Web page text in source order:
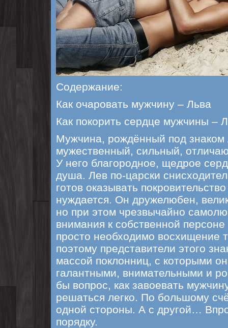
Содержание:
Как очаровать мужчину – Льва
Как покорить сердце мужчины –
Мужчина, рождённый под знаком
мужественный, сильный,
У него благородное, щедрое
душа. Лев по-царски
готов оказывать
нуждается. Он дружелюбен,
но при этом чрезвычайно
внимания к собственной
просто необходимо восхищение
поэтому представители этого
массой поклонниц, с которыми
галантными, внимательными и
бы вопрос, как завоевать
решаться легко. По большому
одной стороны. А с другой…
порядку.